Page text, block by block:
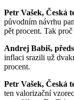
Petr Vašek, Česká
původním návrhu
pět procent. Tak
Andrej Babiš,
inflaci srazili už
procent.
Petr Vašek, Česká
ten valorizační